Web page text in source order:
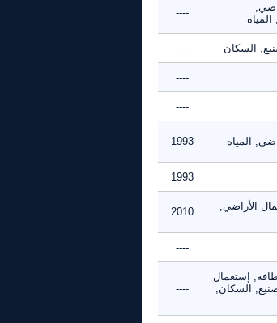
المياه
----
السكان ----
----
----
المياه 1993
1993
الأراضي,
2010
----
إستعمال
السكان,
----